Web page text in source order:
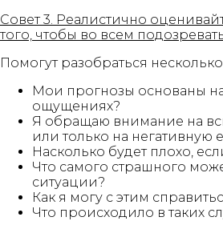
Совет 3. Реалистично
того, чтобы во всем
Помогут разобраться
Мои прогнозы основаны
ощущениях?
Я обращаю внимание на
или только на негативную
Насколько будет плохо,
Что самого страшного
ситуации?
Как я могу с этим
Что происходило в таких